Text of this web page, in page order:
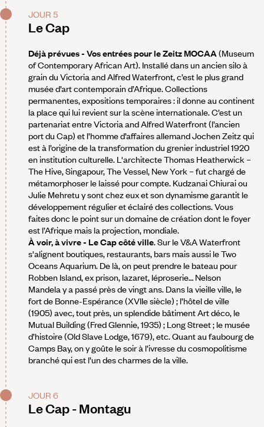
JOUR 5
Le Cap
Déjà prévues - Vos entrées pour le Zeitz MOCAA (Museum
of Contemporary African Art). Installé dans un ancien silo à
grain du Victoria and Alfred Waterfront, c’est le plus grand
musée d’art contemporain d’Afrique. Collections
permanentes, expositions temporaires : il donne au continent
la place qui lui revient sur la scène internationale. C’est un
partenariat entre Victoria and Alfred Waterfront (l’ancien
port du Cap) et l’homme d’affaires allemand Jochen Zeitz qui
est à l’origine de la transformation du grenier industriel 1920
en institution culturelle. L'architecte Thomas Heatherwick –
The Hive, Singapour, The Vessel, New York – fut chargé de
métamorphoser le laissé pour compte. Kudzanai Chiurai ou
Julie Mehretu y sont chez eux et son dynamisme garantit le
développement régulier et éclairé des collections. Vous
faites donc le point sur un domaine de création dont le foyer
est l’Afrique mais la projection, mondiale.
À voir, à vivre - Le Cap côté ville. Sur le V&A Waterfront
s'alignent boutiques, restaurants, bars mais aussi le Two
Oceans Aquarium. De là, on peut prendre le bateau pour
Robben Island, ex prison, lazaret, léproserie… Nelson
Mandela y a passé près de vingt ans. Dans la vieille ville, le
fort de Bonne-Espérance (XVIIe siècle) ; l’hôtel de ville
(1905) avec, tout près, un splendide bâtiment Art déco, le
Mutual Building (Fred Glennie, 1935) ; Long Street ; le musée
d’histoire (Old Slave Lodge, 1679), etc. Quant au faubourg de
Camps Bay, on y goûte le soir à l’ivresse du cosmopolitisme
branché qui est l’un des charmes de la ville.
JOUR 6
Le Cap - Montagu